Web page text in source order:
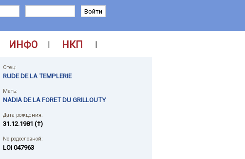
ИНФО | НКП |
Отец:
RUDE DE LA TEMPLERIE
Мать:
NADIA DE LA FORET DU GRILLOUTY
Дата рождения:
31.12.1981 (†)
No родословной:
LOI 047963